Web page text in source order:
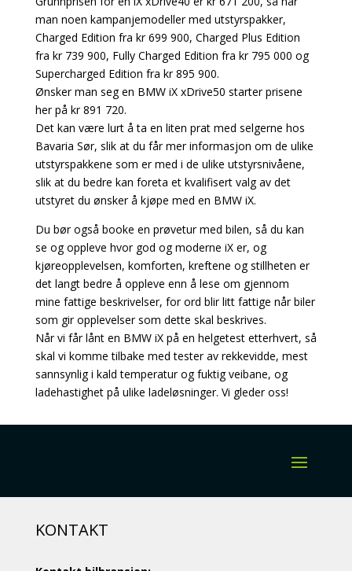
man noen kampanjemodeller med utstyrspakker,
Charged Edition fra kr 699 900, Charged Plus Edition
fra kr 739 900, Fully Charged Edition fra kr 795 000 og
Supercharged Edition fra kr 895 900.
Ønsker man seg en BMW iX xDrive50 starter prisene
her på kr 891 720.
Det kan være lurt å ta en liten prat med selgerne hos
Bavaria Sør, slik at du får mer informasjon om de ulike
utstyrspakkene som er med i de ulike utstyrsnivåene,
slik at du bedre kan foreta et kvalifisert valg av det
utstyret du ønsker å kjøpe med en BMW iX.
Du bør også booke en prøvetur med bilen, så du kan
se og oppleve hvor god og moderne iX er, og
kjøreopplevelsen, komforten, kreftene og stillheten er
det langt bedre å oppleve enn å lese om gjennom
mine fattige beskrivelser, for ord blir litt fattige når biler
som gir opplevelser som dette skal beskrives.
Når vi får lånt en BMW iX på en helgetest etterhvert, så
skal vi komme tilbake med tester av rekkevidde, mest
sannsynlig i kald temperatur og fuktig veibane, og
ladehastighet på ulike ladeløsninger. Vi gleder oss!
KONTAKT